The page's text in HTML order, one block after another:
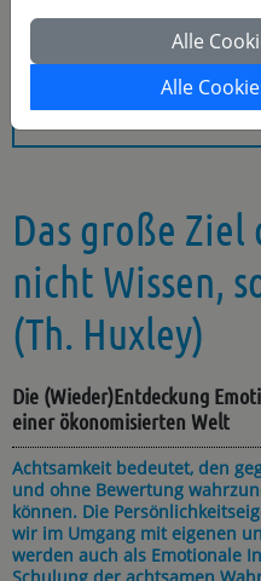
Die
als Wert in einer
Anmelden
Das große Ziel
nicht Wissen,
(Th. Huxley)
Die (Wieder)Entdeckung
einer ökonomisierten Welt
Achtsamkeit bedeutet, den
und ohne Bewertung
können. Die
wir im Umgang mit eigenen
werden auch als Emotionale
Alle
Alle